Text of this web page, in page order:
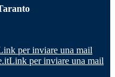
per inviare una mail
Link per inviare una mail